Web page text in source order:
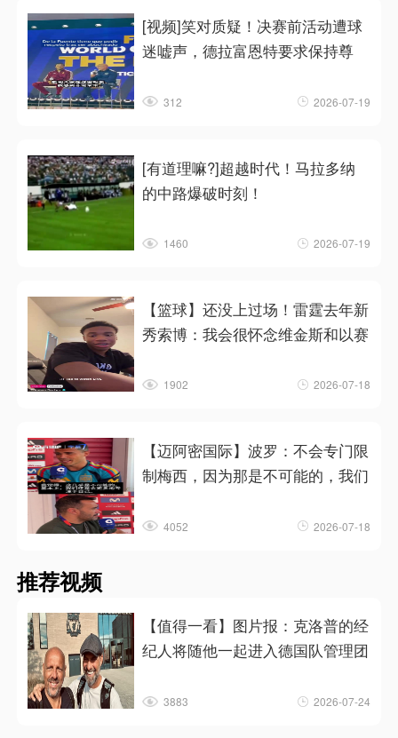
[视频]笑对质疑！决赛前活动遭球
迷嘘声，德拉富恩特要求保持尊
312 2026-07-19
[有道理嘛?]超越时代！马拉多纳
的中路爆破时刻！
1460 2026-07-19
【篮球】还没上过场！雷霆去年新
秀索博：我会很怀念维金斯和以赛
1902 2026-07-18
【迈阿密国际】波罗：不会专门限
制梅西，因为那是不可能的，我们
4052 2026-07-18
推荐视频
【值得一看】图片报：克洛普的经
纪人将随他一起进入德国队管理团
3883 2026-07-24